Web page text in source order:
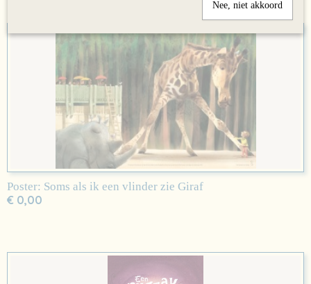
Poster: Soms als ik een vlinder zie Giraf
€ 0,00
Nee, niet akkoord